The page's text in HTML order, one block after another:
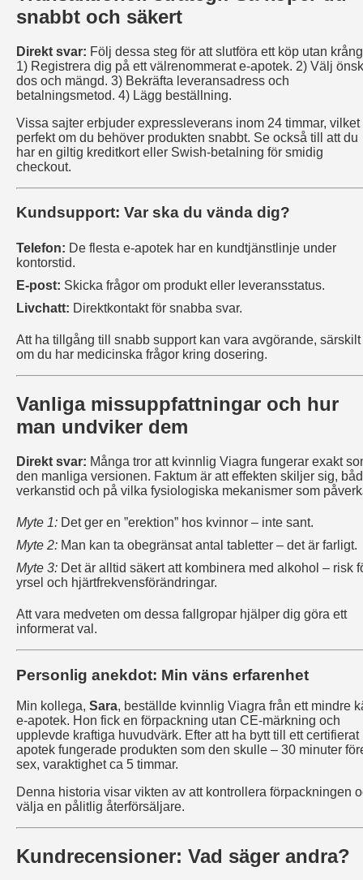
snabbt och säkert
Direkt svar: Följ dessa steg för att slutföra ett köp utan
1) Registrera dig på ett välrenommerat e‑apotek. 2) Välj
dos och mängd. 3) Bekräfta leveransadress och
betalningsmetod. 4) Lägg beställning.
Vissa sajter erbjuder expressleverans inom 24 timmar, vilket
perfekt om du behöver produkten snabbt. Se också till att du
har en giltig kreditkort eller Swish‑betalning för smidig
checkout.
Kundsupport: Var ska du vända dig?
Telefon: De flesta e‑apotek har en kundtjänstlinje under
kontorstid.
E‑post: Skicka frågor om produkt eller leveransstatus.
Livchatt: Direktkontakt för snabba svar.
Att ha tillgång till snabb support kan vara avgörande, särskilt
om du har medicinska frågor kring dosering.
Vanliga missuppfattningar och hur
man undviker dem
Direkt svar: Många tror att kvinnlig Viagra fungerar exakt
den manliga versionen. Faktum är att effekten skiljer sig,
verkanstid och på vilka fysiologiska mekanismer som
Myte 1: Det ger en ”erektion” hos kvinnor – inte sant.
Myte 2: Man kan ta obegränsat antal tabletter – det är farligt.
Myte 3: Det är alltid säkert att kombinera med alkohol – risk
yrsel och hjärtfrekvensförändringar.
Att vara medveten om dessa fallgropar hjälper dig göra ett
informerat val.
Personlig anekdot: Min väns erfarenhet
Min kollega, Sara, beställde kvinnlig Viagra från ett mindre
e‑apotek. Hon fick en förpackning utan CE-märkning och
upplevde kraftiga huvudvärk. Efter att ha bytt till ett certifierat
apotek fungerade produkten som den skulle – 30 minuter
sex, varaktighet ca 5 timmar.
Denna historia visar vikten av att kontrollera förpackningen
välja en pålitlig återförsäljare.
Kundrecensioner: Vad säger andra?